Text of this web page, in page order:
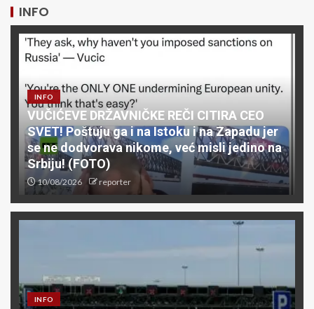
INFO
INFO
VUČIĆEVE DRŽAVNIČKE REČI CITIRA CEO
SVET! Poštuju ga i na Istoku i na Zapadu jer
se ne dodvorava nikome, već misli jedino na
Srbiju! (FOTO)
10/08/2026 reporter
INFO